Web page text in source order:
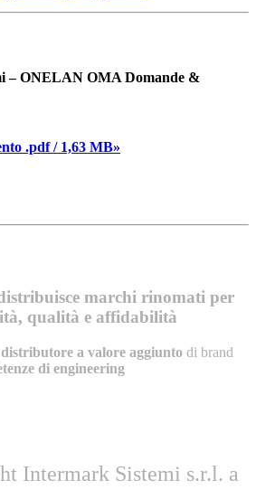
– ONELAN OMA Domande &
.pdf / 1,63 MB»
marchi rinomati per
qualità e affidabilità
distributore a valore aggiunto di brand
di engineering
Intermark Sistemi s.r.l. a